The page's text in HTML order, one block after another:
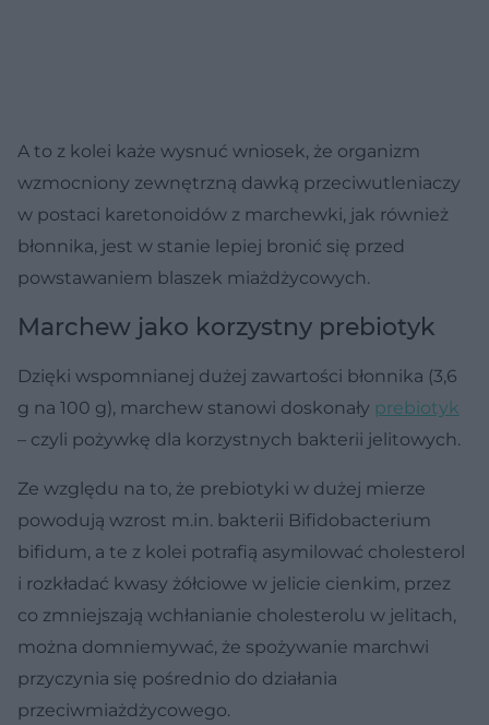
A to z kolei każe wysnuć wniosek, że organizm
wzmocniony zewnętrzną dawką przeciwutleniaczy
w postaci karetonoidów z marchewki, jak również
błonnika, jest w stanie lepiej bronić się przed
powstawaniem blaszek miażdżycowych.
Marchew jako korzystny prebiotyk
Dzięki wspomnianej dużej zawartości błonnika (3,6
g na 100 g), marchew stanowi doskonały prebiotyk
– czyli pożywkę dla korzystnych bakterii jelitowych.
Ze względu na to, że prebiotyki w dużej mierze
powodują wzrost m.in. bakterii Bifidobacterium
bifidum, a te z kolei potrafią asymilować cholesterol
i rozkładać kwasy żółciowe w jelicie cienkim, przez
co zmniejszają wchłanianie cholesterolu w jelitach,
można domniemywać, że spożywanie marchwi
przyczynia się pośrednio do działania
przeciwmiażdżycowego.